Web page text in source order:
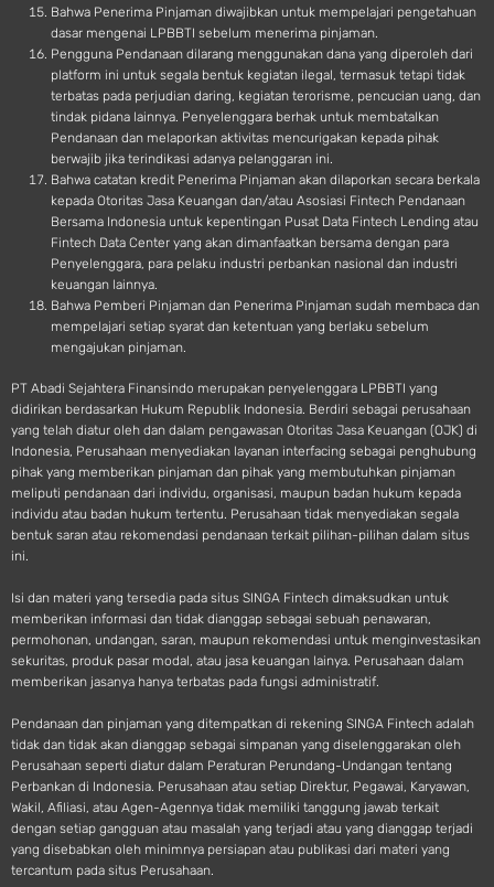
Bahwa Penerima Pinjaman diwajibkan untuk mempelajari pengetahuan
dasar mengenai LPBBTI sebelum menerima pinjaman.
Pengguna Pendanaan dilarang menggunakan dana yang diperoleh dari
platform ini untuk segala bentuk kegiatan ilegal, termasuk tetapi tidak
terbatas pada perjudian daring, kegiatan terorisme, pencucian uang, dan
tindak pidana lainnya. Penyelenggara berhak untuk membatalkan
Pendanaan dan melaporkan aktivitas mencurigakan kepada pihak
berwajib jika terindikasi adanya pelanggaran ini.
Bahwa catatan kredit Penerima Pinjaman akan dilaporkan secara berkala
kepada Otoritas Jasa Keuangan dan/atau Asosiasi Fintech Pendanaan
Bersama Indonesia untuk kepentingan Pusat Data Fintech Lending atau
Fintech Data Center yang akan dimanfaatkan bersama dengan para
Penyelenggara, para pelaku industri perbankan nasional dan industri
keuangan lainnya.
Bahwa Pemberi Pinjaman dan Penerima Pinjaman sudah membaca dan
mempelajari setiap syarat dan ketentuan yang berlaku sebelum
mengajukan pinjaman.
PT Abadi Sejahtera Finansindo merupakan penyelenggara LPBBTI yang
didirikan berdasarkan Hukum Republik Indonesia. Berdiri sebagai perusahaan
yang telah diatur oleh dan dalam pengawasan Otoritas Jasa Keuangan (OJK) di
Indonesia, Perusahaan menyediakan layanan interfacing sebagai penghubung
pihak yang memberikan pinjaman dan pihak yang membutuhkan pinjaman
meliputi pendanaan dari individu, organisasi, maupun badan hukum kepada
individu atau badan hukum tertentu. Perusahaan tidak menyediakan segala
bentuk saran atau rekomendasi pendanaan terkait pilihan-pilihan dalam situs
ini.
Isi dan materi yang tersedia pada situs SINGA Fintech dimaksudkan untuk
memberikan informasi dan tidak dianggap sebagai sebuah penawaran,
permohonan, undangan, saran, maupun rekomendasi untuk menginvestasikan
sekuritas, produk pasar modal, atau jasa keuangan lainya. Perusahaan dalam
memberikan jasanya hanya terbatas pada fungsi administratif.
Pendanaan dan pinjaman yang ditempatkan di rekening SINGA Fintech adalah
tidak dan tidak akan dianggap sebagai simpanan yang diselenggarakan oleh
Perusahaan seperti diatur dalam Peraturan Perundang-Undangan tentang
Perbankan di Indonesia. Perusahaan atau setiap Direktur, Pegawai, Karyawan,
Wakil, Afiliasi, atau Agen-Agennya tidak memiliki tanggung jawab terkait
dengan setiap gangguan atau masalah yang terjadi atau yang dianggap terjadi
yang disebabkan oleh minimnya persiapan atau publikasi dari materi yang
tercantum pada situs Perusahaan.